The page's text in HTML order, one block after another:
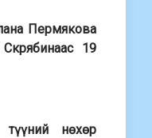
Пермякова
19
нөхөр